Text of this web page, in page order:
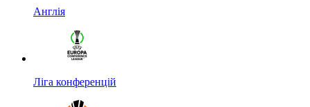
Англія
Ліга конференцій